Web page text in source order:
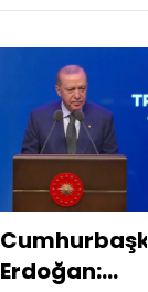
Erdoğan: